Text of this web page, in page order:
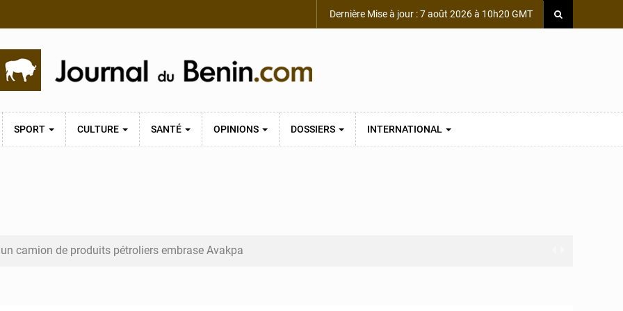
Dernière Mise à jour : 7 août 2026 à 10h20 GMT
SPORT CULTURE SANTÉ OPINIONS DOSSIERS INTERNATIONAL
un camion de produits pétroliers embrase Avakpa